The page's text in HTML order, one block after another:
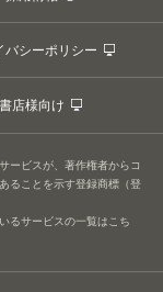
バシーポリシー
書店様向け
ービスが、著作権者からコ
ることを示す登録商標（登
るサービスの一覧はこち